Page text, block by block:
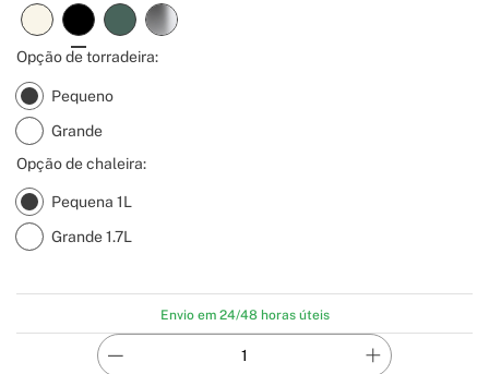
Opção de torradeira:
Pequeno
Grande
Opção de chaleira:
Pequena 1L
Grande 1.7L
Envio em 24/48 horas úteis